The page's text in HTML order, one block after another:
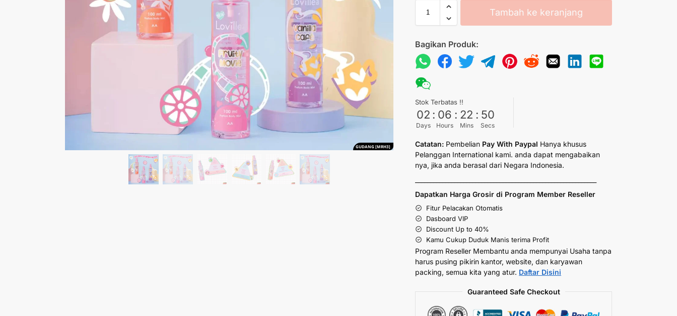
GUDANG [MRH3]
Tambah ke keranjang
Bagikan Produk:
Stok Terbatas !!
02
Days
: 06
Hours
: 22
Mins
: 49
Secs
Catatan: Pembelian Pay With Paypal Hanya khusus
Pelanggan International kami. anda dapat mengabaikan
nya, jika anda berasal dari Negara Indonesia.
Dapatkan Harga Grosir di Program Member Reseller
Fitur Pelacakan Otomatis
Dasboard VIP
Discount Up to 40%
Kamu Cukup Duduk Manis terima Profit
Program Reseller Membantu anda mempunyai Usaha tanpa
harus pusing pikirin kantor, website, dan karyawan
packing, semua kita yang atur. Daftar Disini
Guaranteed Safe Checkout